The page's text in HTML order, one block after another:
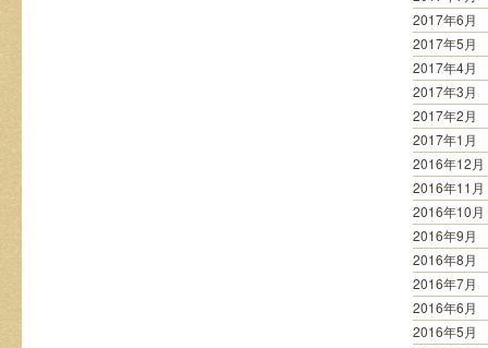
2017年6月
2017年5月
2017年4月
2017年3月
2017年2月
2017年1月
2016年12月
2016年11月
2016年10月
2016年9月
2016年8月
2016年7月
2016年6月
2016年5月